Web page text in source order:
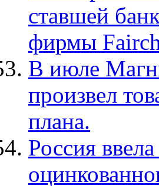
ставшей
фирмы
В июле
произвел
плана.
Россия